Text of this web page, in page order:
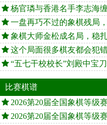
杨官璘与香港名手李志海
一盘再巧不过的象棋残局
象棋大师金松成名局，稳
这个局面很多棋友都会犯
“五七干校校长”刘殿中宝
比赛棋谱
2026第20届全国象棋等级
2026第20届全国象棋等级